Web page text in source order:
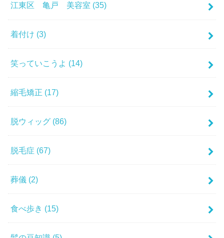
江東区 亀戸 美容室 (35)
着付け (3)
笑っていこうよ (14)
縮毛矯正 (17)
脱ウィッグ (86)
脱毛症 (67)
葬儀 (2)
食べ歩き (15)